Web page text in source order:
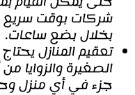
شركات بوقت سريع
بخلال بضع ساعات.
تعقيم المنازل
الصغيرة
جزء في أي منزل